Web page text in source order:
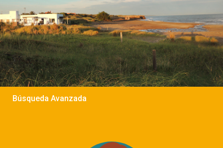
Búsqueda Avanzada